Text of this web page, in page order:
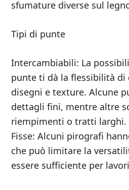
sfumature diverse sul
Tipi di punte
Intercambiabili: La
punte ti dà la flessibilità di
disegni e texture. Alcune
dettagli fini, mentre altre
riempimenti o tratti larghi.
Fisse: Alcuni pirografi
che può limitare la
essere sufficiente per